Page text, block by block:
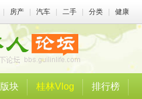
房产 汽车 二手 分类 健康
版块 桂林Vlog 排行榜